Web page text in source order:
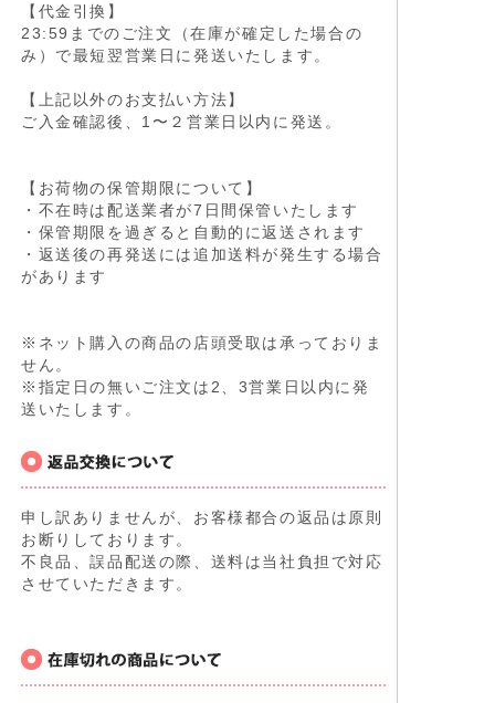
【代金引換】
23:59までのご注文（在庫が確定した場合の
み）で最短翌営業日に発送いたします。
【上記以外のお支払い方法】
ご入金確認後、1〜２営業日以内に発送。
【お荷物の保管期限について】
・不在時は配送業者が7日間保管いたします
・保管期限を過ぎると自動的に返送されます
・返送後の再発送には追加送料が発生する場合
があります
※ネット購入の商品の店頭受取は承っておりま
せん。
※指定日の無いご注文は2、3営業日以内に発
送いたします。
申し訳ありませんが、お客様都合の返品は原則
お断りしております。
不良品、誤品配送の際、送料は当社負担で対応
させていただきます。